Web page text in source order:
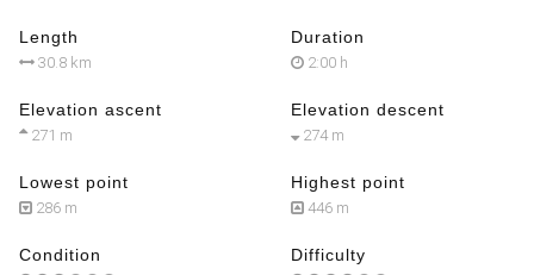
Length
30.8 km
Duration
2:00 h
Elevation ascent
271 m
Elevation descent
274 m
Lowest point
286 m
Highest point
446 m
Condition Difficulty